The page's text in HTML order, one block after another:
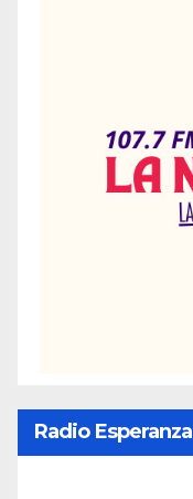
Radio Esperanza